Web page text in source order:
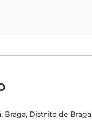
, Braga, Distrito de Braga